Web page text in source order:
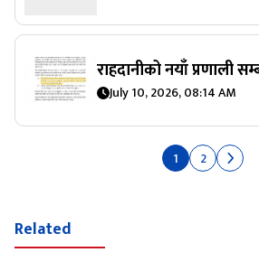
राहदानीको नयाँ प्रणाली
July 10, 2026, 08:14 AM
1 2
Related